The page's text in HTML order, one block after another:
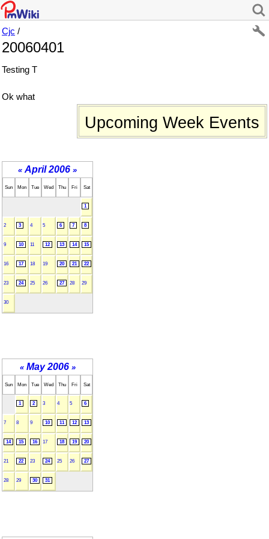
Cjc /
20060401
Testing T
Ok what
Upcoming Week Events
« April 2006 »
Sun Mon Tue Wed Thu Fri Sat
1
2 3 4 5 6 7 8
9 10 11 12 13 14 15
16 17 18 19 20 21 22
23 24 25 26 27 28 29
30
« May 2006 »
Sun Mon Tue Wed Thu Fri Sat
1 2 3 4 5 6
7 8 9 10 11 12 13
14 15 16 17 18 19 20
21 22 23 24 25 26 27
28 29 30 31